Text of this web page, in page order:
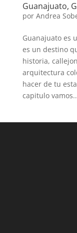
Guanajuato,
por Andrea
Guanajuato es
es un destino
historia,
arquitectura
hacer de tu
capitulo